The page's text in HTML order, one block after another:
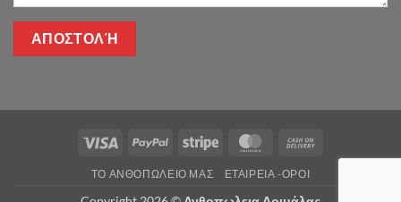
Visa PayPal Stripe MasterCard
ΤΌ ΑΝΘΟΠΩΛΕΊΟ ΜΑΣ ΕΤΑΙΡΕΊΑ -ΟΡΟΙ